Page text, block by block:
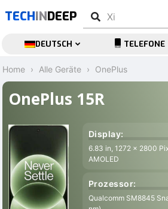
TECHINDEEP
DEUTSCH TELEFONE
Home Alle Geräte OnePlus
OnePlus 15R
Display:
6.83 in, 1272 x 2800
AMOLED
Prozessor:
Qualcomm SM8845